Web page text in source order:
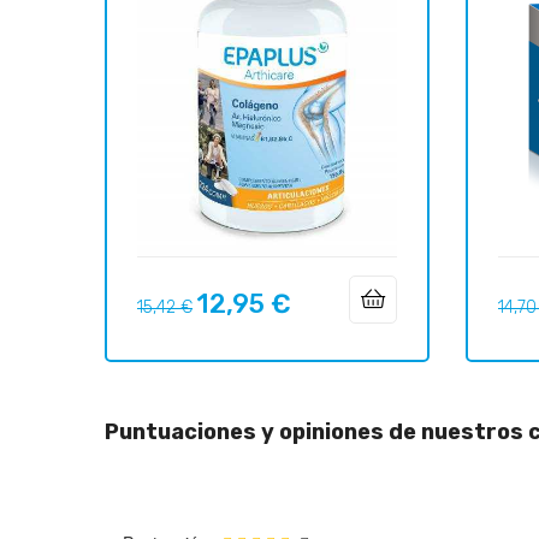
Precio
15,42 € Precio
12,95 €
Puntuaciones y opiniones de nuestros